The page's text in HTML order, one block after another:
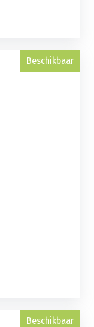
Beschikbaar
Beschikbaar